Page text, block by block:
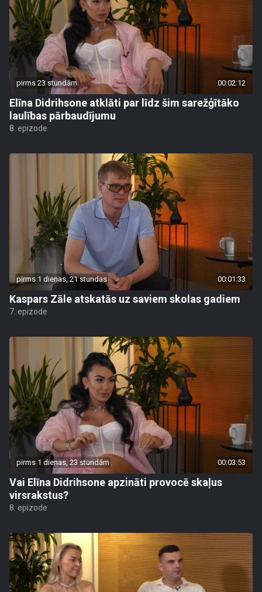
pirms 23 stundām 00:02:12
Elīna Didrihsone atklāti par līdz šim sarežģītāko
laulības pārbaudījumu
8. epizode
pirms 1 dienas, 21 stundas 00:01:33
Kaspars Zāle atskatās uz saviem skolas gadiem
7. epizode
pirms 1 dienas, 23 stundām 00:03:53
Vai Elīna Didrihsone apzināti provocē skaļus
virsrakstus?
8. epizode